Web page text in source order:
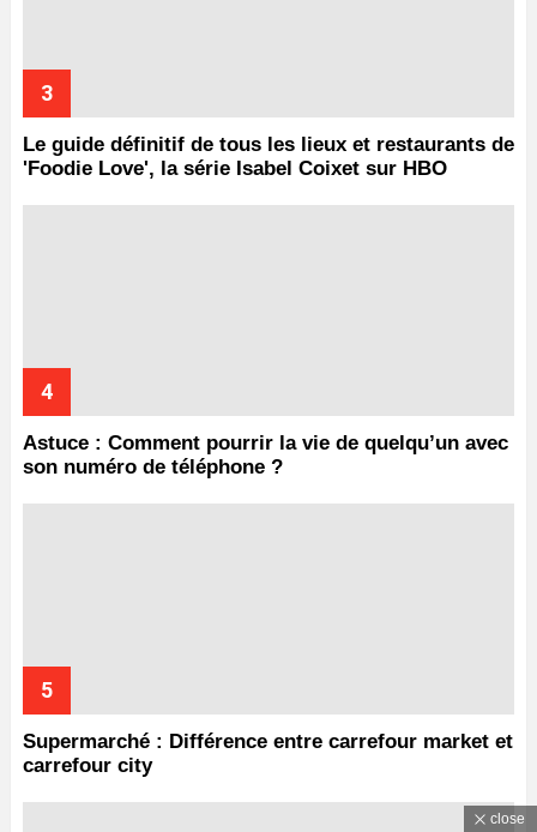
Le guide définitif de tous les lieux et restaurants de
'Foodie Love', la série Isabel Coixet sur HBO
Astuce : Comment pourrir la vie de quelqu’un avec
son numéro de téléphone ?
Supermarché : Différence entre carrefour market et
carrefour city
close